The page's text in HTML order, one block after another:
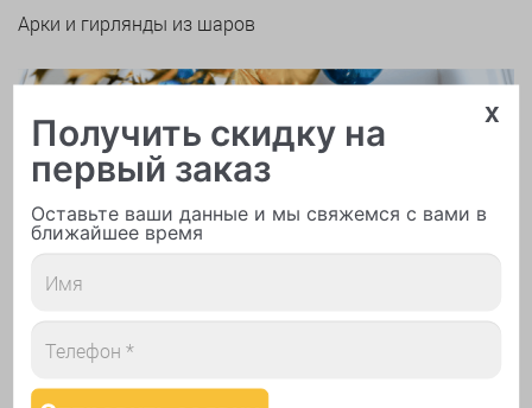
Арки и гирлянды из шаров
Надутие шаров гелием
x
Получить скидку на
первый заказ
Оставьте ваши данные и мы свяжемся с вами в
ближайшее время